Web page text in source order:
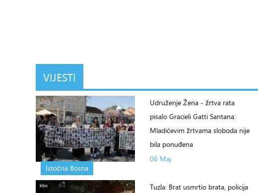
VIJESTI
Istočna Bosna
Udruženje Žena - žrtva rata
pisalo Gracieli Gatti Santana:
Mladićevim žrtvama sloboda nije
bila ponuđena
06 Maj
Tuzla: Brat usmrtio brata, policija